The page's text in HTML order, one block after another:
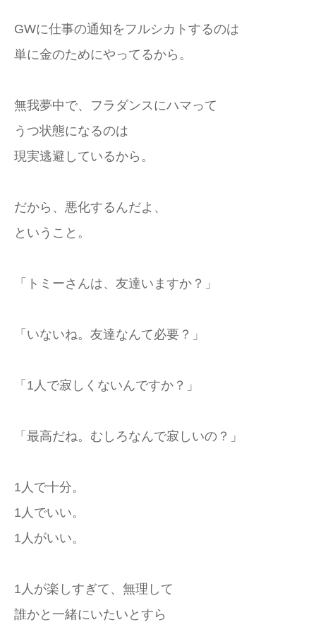
GWに仕事の通知をフルシカトするのは
単に金のためにやってるから。
無我夢中で、フラダンスにハマって
うつ状態になるのは
現実逃避しているから。
だから、悪化するんだよ、
ということ。
「トミーさんは、友達いますか？」
「いないね。友達なんて必要？」
「1人で寂しくないんですか？」
「最高だね。むしろなんで寂しいの？」
1人で十分。
1人でいい。
1人がいい。
1人が楽しすぎて、無理して
誰かと一緒にいたいとすら